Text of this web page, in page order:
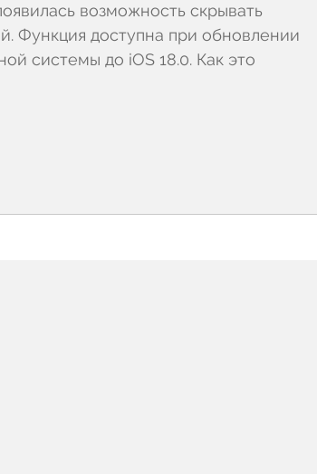
возможность скрывать
Функция доступна при обновлении
системы до iOS 18.0. Как это